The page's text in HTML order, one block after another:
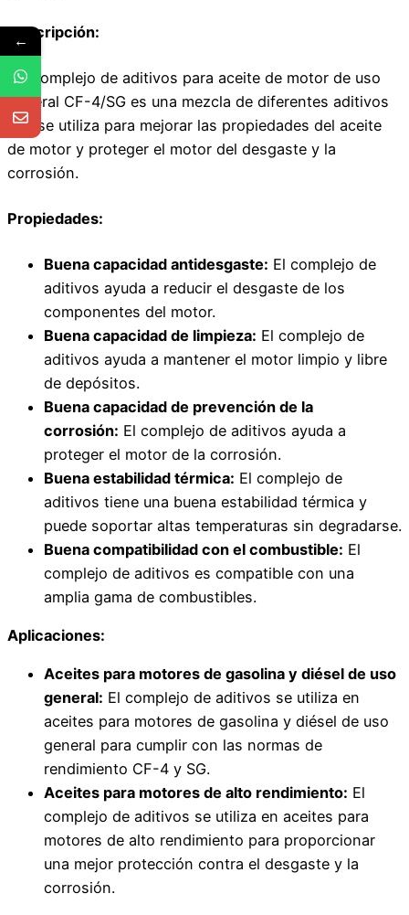
Descripción:
Un complejo de aditivos para aceite de motor de uso
general CF-4/SG es una mezcla de diferentes aditivos
que se utiliza para mejorar las propiedades del aceite
de motor y proteger el motor del desgaste y la
corrosión.
Propiedades:
Buena capacidad antidesgaste: El complejo de
aditivos ayuda a reducir el desgaste de los
componentes del motor.
Buena capacidad de limpieza: El complejo de
aditivos ayuda a mantener el motor limpio y libre
de depósitos.
Buena capacidad de prevención de la
corrosión: El complejo de aditivos ayuda a
proteger el motor de la corrosión.
Buena estabilidad térmica: El complejo de
aditivos tiene una buena estabilidad térmica y
puede soportar altas temperaturas sin degradarse.
Buena compatibilidad con el combustible: El
complejo de aditivos es compatible con una
amplia gama de combustibles.
Aplicaciones:
Aceites para motores de gasolina y diésel de uso
general: El complejo de aditivos se utiliza en
aceites para motores de gasolina y diésel de uso
general para cumplir con las normas de
rendimiento CF-4 y SG.
Aceites para motores de alto rendimiento: El
complejo de aditivos se utiliza en aceites para
motores de alto rendimiento para proporcionar
una mejor protección contra el desgaste y la
corrosión.
←